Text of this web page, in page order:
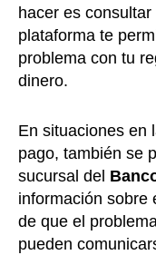
hacer es consultar
plataforma te
problema con tu
dinero.
En situaciones en
pago, también se
sucursal del
información sobre
de que el
pueden